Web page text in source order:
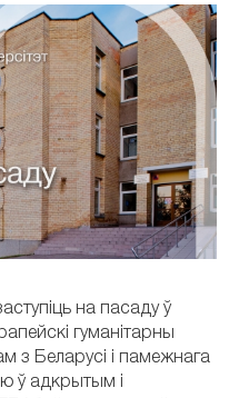
на пасаду ў
гуманітарны
з Беларусі і памежнага
ў адкрытым і